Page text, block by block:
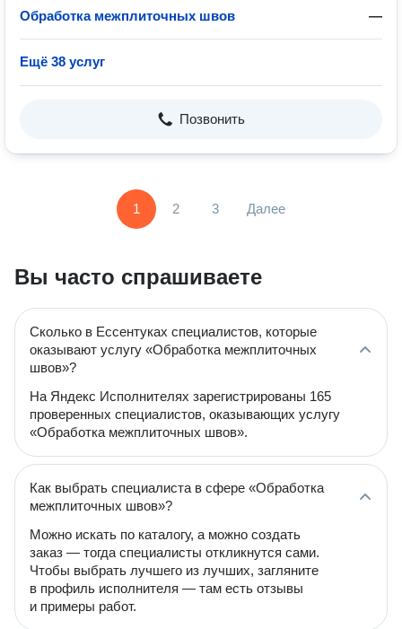
Обработка межплиточных швов —
Ещё 38 услуг
Позвонить
1 2 3 Далее
Вы часто спрашиваете
Сколько в Ессентуках специалистов, которые
оказывают услугу «Обработка межплиточных
швов»?
На Яндекс Исполнителях зарегистрированы 165
проверенных специалистов, оказывающих услугу
«Обработка межплиточных швов».
Как выбрать специалиста в сфере «Обработка
межплиточных швов»?
Можно искать по каталогу, а можно создать
заказ — тогда специалисты откликнутся сами.
Чтобы выбрать лучшего из лучших, загляните
в профиль исполнителя — там есть отзывы
и примеры работ.